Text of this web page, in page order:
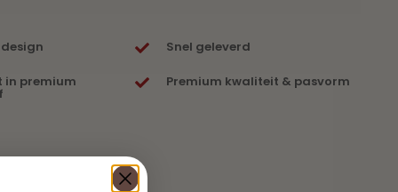
Snel geleverd
in premium Premium kwaliteit & pasvorm